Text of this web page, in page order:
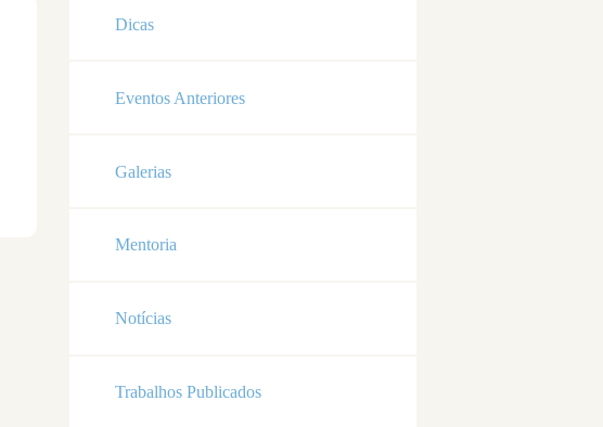
Dicas
Eventos Anteriores
Galerias
Mentoria
Notícias
Trabalhos Publicados